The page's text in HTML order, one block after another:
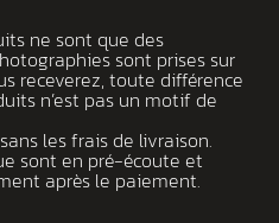
ne sont que des
sont prises sur
receverez, toute différence
n’est pas un motif de
les frais de livraison.
sont en pré-écoute et
après le paiement.